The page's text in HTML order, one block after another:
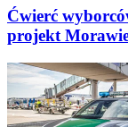
Ćwierć
projekt